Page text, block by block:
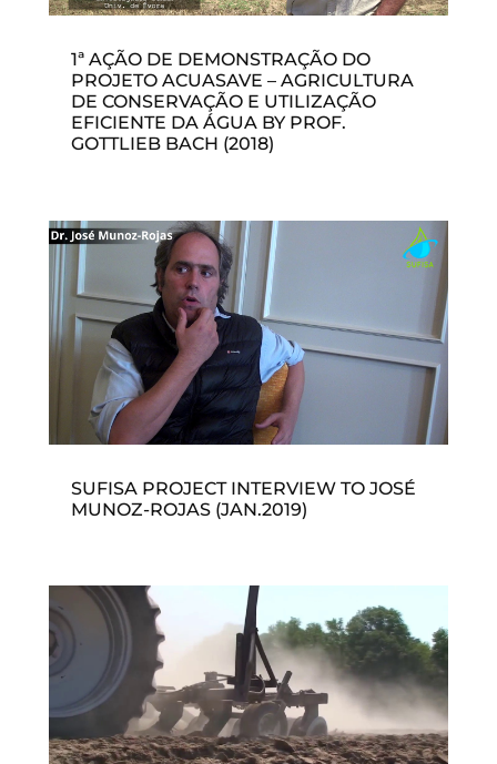
1ª AÇÃO DE DEMONSTRAÇÃO DO
PROJETO ACUASAVE – AGRICULTURA
DE CONSERVAÇÃO E UTILIZAÇÃO
EFICIENTE DA ÁGUA BY PROF.
GOTTLIEB BACH (2018)
SUFISA PROJECT INTERVIEW TO JOSÉ
MUNOZ-ROJAS (JAN.2019)